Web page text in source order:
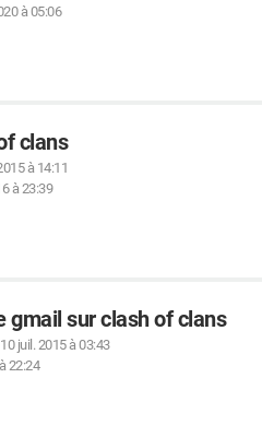
à 05:06
clans
à 14:11
à 23:39
gmail sur clash of clans
10 juil. 2015 à 03:43
22:24